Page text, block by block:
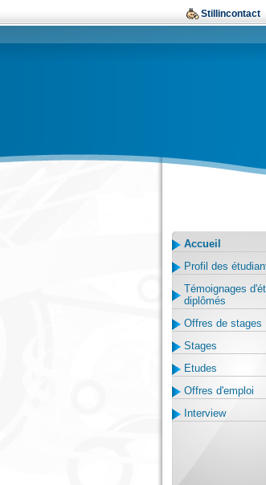
Stillincontact
Accueil
Profil des
Témoignages
diplômés
Offres de stages
Stages
Etudes
Offres d'emploi
Interview